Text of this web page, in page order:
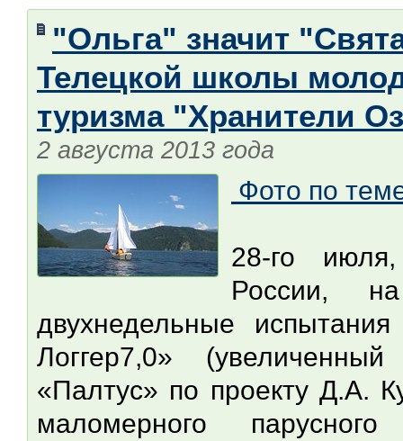
"Ольга" значит
Телецкой школы
туризма "Хранители
2 августа 2013 года
Фото по
28-го
России,
двухнедельные
Логгер7,0»
«Палтус» по проекту Д.А.
маломерного